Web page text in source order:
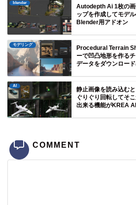
blender
Autodepth Ai 1枚の
ップを作成してモデ
Blender用アドオン
モデリング
Procedural Terrain
ーで凹凸地形を作る
データをダウンロー
AI
静止画像を読み込む
ぐりぐり回転してそ
出来る機能がKREA
COMMENT